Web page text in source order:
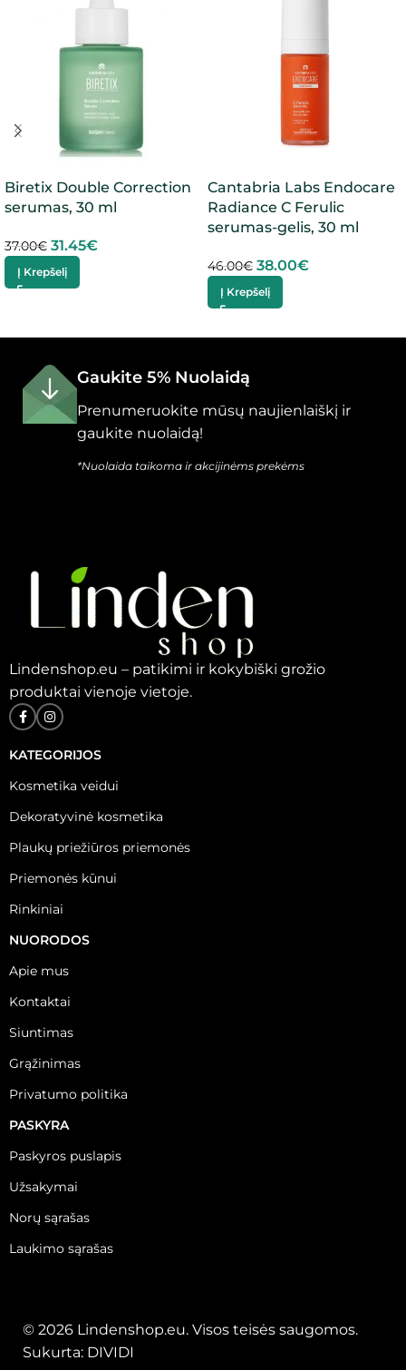
Biretix Double Correction
serumas, 30 ml
37.00€ 31.45€
Į Krepšelį
Cantabria Labs Endocare
Radiance C Ferulic
serumas-gelis, 30 ml
46.00€ 38.00€
Į Krepšelį
Gaukite 5% Nuolaidą
Prenumeruokite mūsų naujienlaiškį ir
gaukite nuolaidą!
*Nuolaida taikoma ir akcijinėms prekėms
Lindenshop.eu – patikimi ir kokybiški grožio
produktai vienoje vietoje.
KATEGORIJOS
Kosmetika veidui
Dekoratyvinė kosmetika
Plaukų priežiūros priemonės
Priemonės kūnui
Rinkiniai
NUORODOS
Apie mus
Kontaktai
Siuntimas
Grąžinimas
Privatumo politika
PASKYRA
Paskyros puslapis
Užsakymai
Norų sąrašas
Laukimo sąrašas
© 2026 Lindenshop.eu. Visos teisės saugomos.
Sukurta: DIVIDI